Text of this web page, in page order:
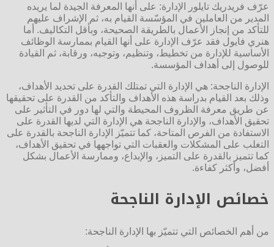
عرّف فريدريك تايلور الإدارة: على أنها المعرفة الجيدة لما يريده
المدير من العاملين في المؤسّسة القيام به، ثم الإشراف عليهم
للتأكد من إنجاز الأعمال بالطريقة الصحيحة، وبأقل التكاليف. أما
هنري فايول فقد عرّف الإدارة على أنها القيام بممارسة الوظائف
الأساسية للإدارة من تخطيط، وتنظيم، وتوجيه، ورقابة، ثم القيادة
للوصول إلى أهداف المؤسسة.
الإدارة الناجحة: هي الإدارة التي تمتلك القدرة على تحديد الأهداف،
وذلك بعد القيام بدراسة هذه الأهداف والتأكد من القدرة على تحقيقها
عن طريق معرفة الظروف المحيطة والتي لها دور في التأثير على
تحقيق الأهداف، والإدارة الناجحة هي الإدارة التي لديها القدرة على
الاستفادة من الفرص المتاحة، كما تتميّز الإدارة الناجحة بالقدرة على
التغلب على المشكلات والعقبات التي تواجهها في تحقيق الأهداف،
كما تتميز بالقدرة على التميز، والإبداع، وممارسة الأعمال بشكل
أفضل، وأكثر كفاءة.
خصائص الإدارة الناجحة
من أهم الخصائص التي تتميّز بها الإدارة الناجحة: